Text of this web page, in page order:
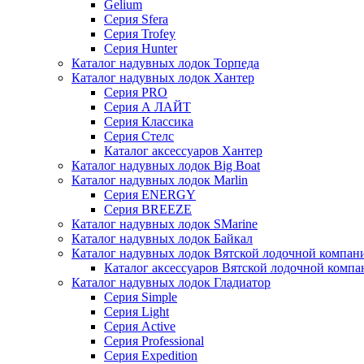
Gelium
Серия Sfera
Серия Trofey
Серия Hunter
Каталог надувных лодок Торпеда
Каталог надувных лодок Хантер
Серия PRO
Серия А ЛАЙТ
Серия Классика
Серия Стелс
Каталог аксессуаров Хантер
Каталог надувных лодок Big Boat
Каталог надувных лодок Marlin
Серия ENERGY
Серия BREEZE
Каталог надувных лодок SMarine
Каталог надувных лодок Байкал
Каталог надувных лодок Вятской лодочной
Каталог аксессуаров Вятской лодочной
Каталог надувных лодок Гладиатор
Серия Simple
Серия Light
Серия Active
Серия Professional
Серия Expedition